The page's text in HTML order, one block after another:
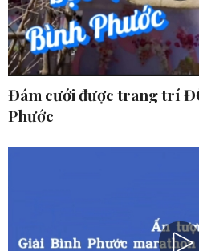
Đám cưới được trang trí
Phước